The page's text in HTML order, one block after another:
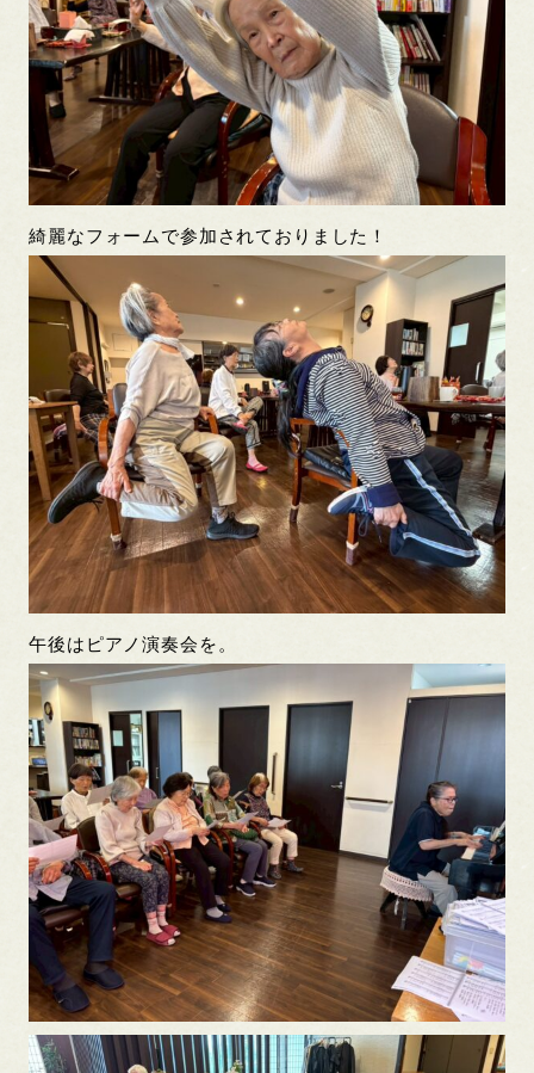
綺麗なフォームで参加されておりました！
午後はピアノ演奏会を。